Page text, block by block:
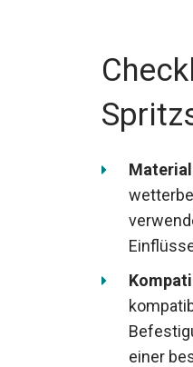
(zu